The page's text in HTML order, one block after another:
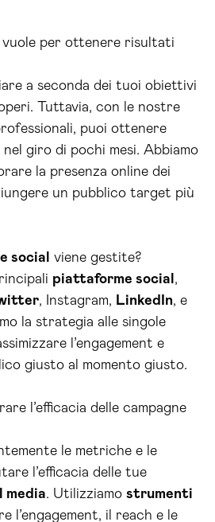
per ottenere risultati
a seconda dei tuoi obiettivi
Tuttavia, con le nostre
puoi ottenere
giro di pochi mesi. Abbiamo
la presenza online dei
un pubblico target più
social
viene gestite?
piattaforme social ,
, Instagram, LinkedIn, e
la strategia alle singole
l’engagement e
giusto al momento giusto.
l’efficacia delle campagne
le metriche e le
l’efficacia delle tue
media. Utilizziamo strumenti
l’engagement, il reach e le